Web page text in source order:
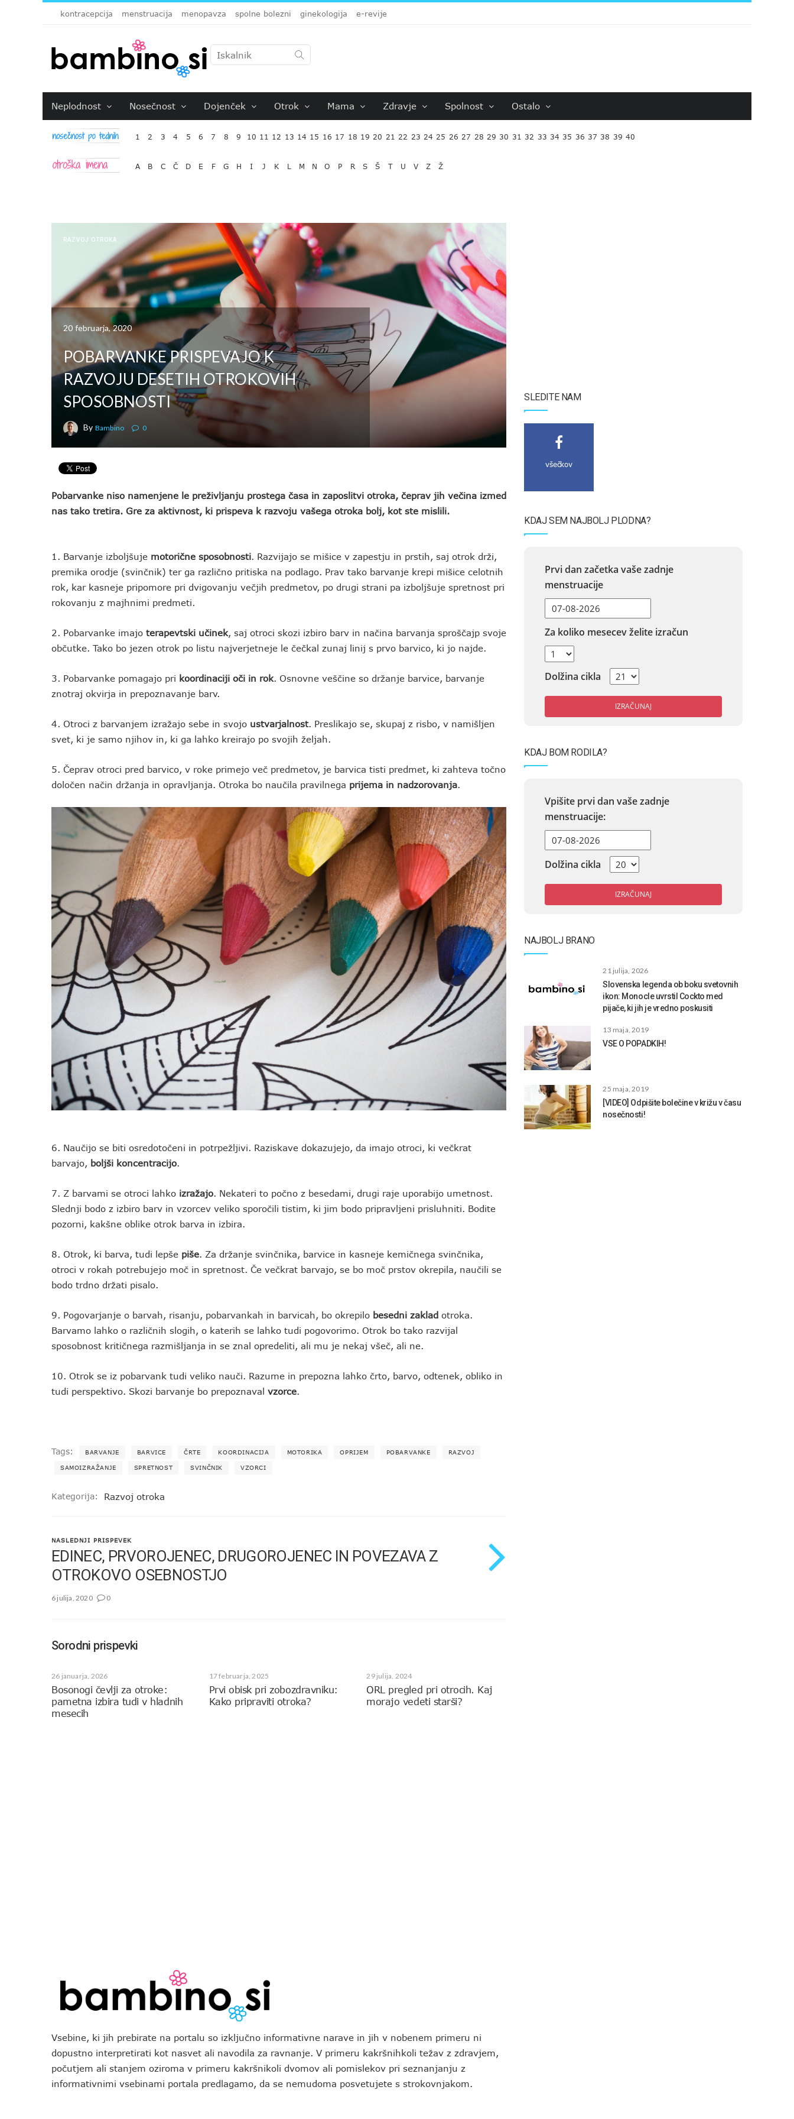
kontracepcija menstruacija menopavza spolne bolezni ginekologija e-revije
Neplodnost Nosečnost Dojenček Otrok Mama Zdravje Spolnost Ostalo
1 2 3 4 5 6 7 8 9 10 11 12 13 14 15 16 17 18 19 20 21 22 23 24 25 26 27 28 29 30 31 32 33 34 35 36 37 38 39 40
A B C Č D E F G H I J K L M N O P R S Š T U V Z Ž
RAZVOJ OTROKA
20 februarja, 2020
POBARVANKE PRISPEVAJO K
RAZVOJU DESETIH OTROKOVIH
SPOSOBNOSTI
By Bambino 0
Pobarvanke niso namenjene le preživljanju prostega časa in zaposlitvi otroka, čeprav jih večina izmed
nas tako tretira. Gre za aktivnost, ki prispeva k razvoju vašega otroka bolj, kot ste mislili.
1. Barvanje izboljšuje motorične sposobnosti. Razvijajo se mišice v zapestju in prstih, saj otrok drži,
premika orodje (svinčnik) ter ga različno pritiska na podlago. Prav tako barvanje krepi mišice celotnih
rok, kar kasneje pripomore pri dvigovanju večjih predmetov, po drugi strani pa izboljšuje spretnost pri
rokovanju z majhnimi predmeti.
2. Pobarvanke imajo terapevtski učinek, saj otroci skozi izbiro barv in načina barvanja sproščajp svoje
občutke. Tako bo jezen otrok po listu najverjetneje le čečkal zunaj linij s prvo barvico, ki jo najde.
3. Pobarvanke pomagajo pri koordinaciji oči in rok. Osnovne veščine so držanje barvice, barvanje
znotraj okvirja in prepoznavanje barv.
4. Otroci z barvanjem izražajo sebe in svojo ustvarjalnost. Preslikajo se, skupaj z risbo, v namišljen
svet, ki je samo njihov in, ki ga lahko kreirajo po svojih željah.
5. Čeprav otroci pred barvico, v roke primejo več predmetov, je barvica tisti predmet, ki zahteva točno
določen način držanja in opravljanja. Otroka bo naučila pravilnega prijema in nadzorovanja.
6. Naučijo se biti osredotočeni in potrpežljivi. Raziskave dokazujejo, da imajo otroci, ki večkrat
barvajo, boljši koncentracijo.
7. Z barvami se otroci lahko izražajo. Nekateri to počno z besedami, drugi raje uporabijo umetnost.
Slednji bodo z izbiro barv in vzorcev veliko sporočili tistim, ki jim bodo pripravljeni prisluhniti. Bodite
pozorni, kakšne oblike otrok barva in izbira.
8. Otrok, ki barva, tudi lepše piše. Za držanje svinčnika, barvice in kasneje kemičnega svinčnika,
otroci v rokah potrebujejo moč in spretnost. Če večkrat barvajo, se bo moč prstov okrepila, naučili se
bodo trdno držati pisalo.
9. Pogovarjanje o barvah, risanju, pobarvankah in barvicah, bo okrepilo besedni zaklad otroka.
Barvamo lahko o različnih slogih, o katerih se lahko tudi pogovorimo. Otrok bo tako razvijal
sposobnost kritičnega razmišljanja in se znal opredeliti, ali mu je nekaj všeč, ali ne.
10. Otrok se iz pobarvank tudi veliko nauči. Razume in prepozna lahko črto, barvo, odtenek, obliko in
tudi perspektivo. Skozi barvanje bo prepoznaval vzorce.
Tags: BARVANJE BARVICE ČRTE KOORDINACIJA MOTORIKA OPRIJEM POBARVANKE RAZVOJ
SAMOIZRAŽANJE SPRETNOST SVINČNIK VZORCI
Kategorija: Razvoj otroka
NASLEDNJI PRISPEVEK
EDINEC, PRVOROJENEC, DRUGOROJENEC IN POVEZAVA Z
OTROKOVO OSEBNOSTJO
6 julija, 2020 0
Sorodni prispevki
26 januarja, 2026
Bosonogi čevlji za otroke:
pametna izbira tudi v hladnih
mesecih
17 februarja, 2025
Prvi obisk pri zobozdravniku:
Kako pripraviti otroka?
29 julija, 2024
ORL pregled pri otrocih. Kaj
morajo vedeti starši?
SLEDITE NAM
všečkov
KDAJ SEM NAJBOLJ PLODNA?
Prvi dan začetka vaše zadnje
menstruacije
Za koliko mesecev želite izračun
Dolžina cikla
IZRAČUNAJ
KDAJ BOM RODILA?
Vpišite prvi dan vaše zadnje
menstruacije:
Dolžina cikla
IZRAČUNAJ
NAJBOLJ BRANO
21 julija, 2026
Slovenska legenda ob boku svetovnih
ikon: Monocle uvrstil Cockto med
pijače, ki jih je vredno poskusiti
13 maja, 2019
VSE O POPADKIH!
25 maja, 2019
[VIDEO] Odpišite bolečine v križu v času
nosečnosti!
Vsebine, ki jih prebirate na portalu so izključno informativne narave in jih v nobenem primeru ni
dopustno interpretirati kot nasvet ali navodila za ravnanje. V primeru kakršnihkoli težav z zdravjem,
počutjem ali stanjem oziroma v primeru kakršnikoli dvomov ali pomislekov pri seznanjanju z
informativnimi vsebinami portala predlagamo, da se nemudoma posvetujete s strokovnjakom.